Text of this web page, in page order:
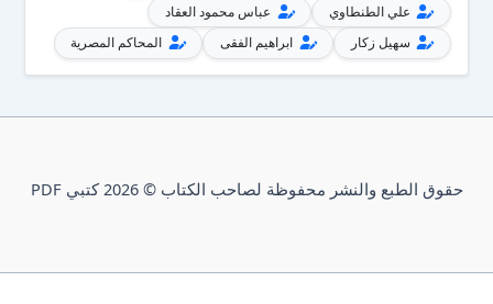
علي الطنطاوي
عباس محمود العقاد
سهيل زكار
ابراهيم الفقى المحاكم المصرية
حقوق الطبع والنشر محفوظة لصاحب الكتاب © 2026 كتبي PDF